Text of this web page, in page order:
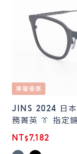
JINS 2024 日本
務菁英 👔 指定
NT$7,182